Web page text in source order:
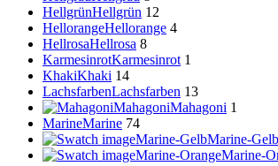
HellgrünHellgrün 12
HellorangeHellorange 4
HellrosaHellrosa 8
KarmesinrotKarmesinrot 1
KhakiKhaki 14
LachsfarbenLachsfarben 13
MahagoniMahagoni 1
MarineMarine 74
Marine-GelbMarine-Gelb
Marine-OrangeMarine-